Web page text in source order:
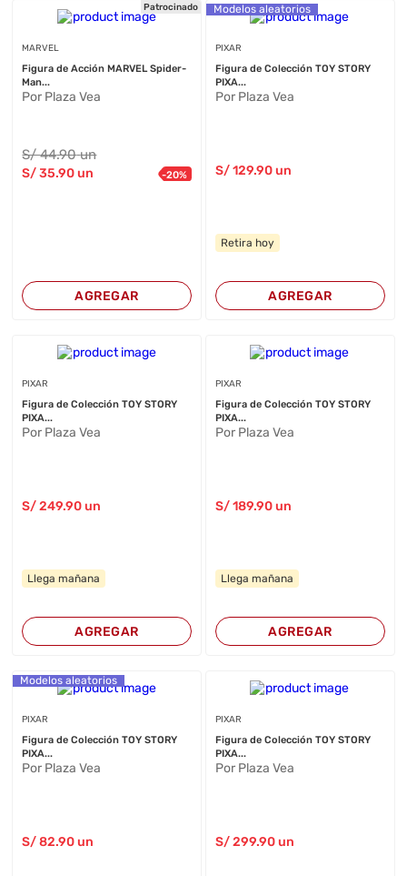
Patrocinado
MARVEL
Figura de Acción MARVEL Spider-
Man...
Por Plaza Vea
S/44.90 un
S/35.90 un -20%
AGREGAR
Modelos aleatorios
PIXAR
Figura de Colección TOY STORY
PIXA...
Por Plaza Vea
S/129.90un
Retira hoy
AGREGAR
PIXAR
Figura de Colección TOY STORY
PIXA...
Por Plaza Vea
S/249.90 un
Llega mañana
AGREGAR
PIXAR
Figura de Colección TOY STORY
PIXA...
Por Plaza Vea
S/189.90un
Llega mañana
AGREGAR
Modelos aleatorios
PIXAR
Figura de Colección TOY STORY
PIXA...
Por Plaza Vea
S/82.90 un
PIXAR
Figura de Colección TOY STORY
PIXA...
Por Plaza Vea
S/299.90un